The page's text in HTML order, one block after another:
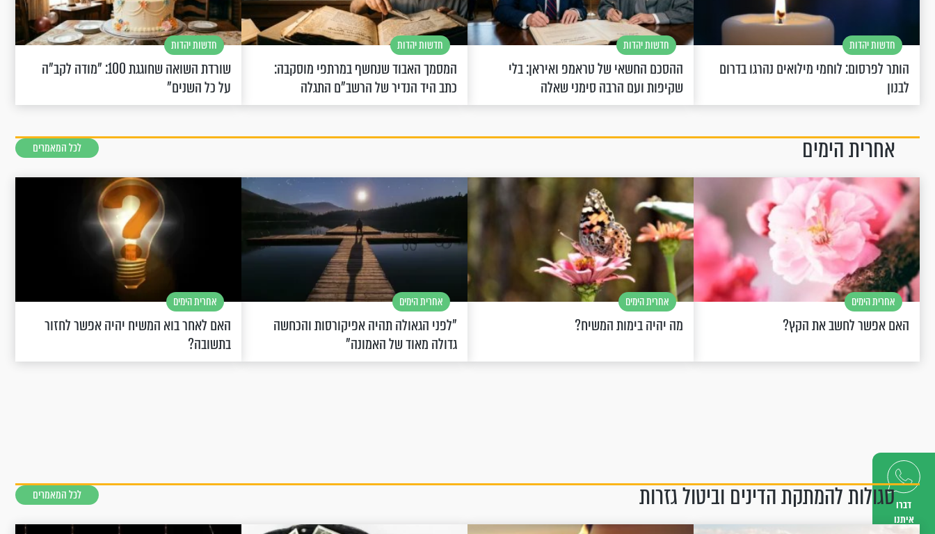
דברו
איתנו
חדשות יהדות
הותר לפרסום: לוחמי מילואים נהרגו בדרום
לבנון
חדשות יהדות
ההסכם החשאי של טראמפ ואיראן: בלי
שקיפות ועם הרבה סימני שאלה
חדשות יהדות
המסמך האבוד שנחשף במרתפי מוסקבה:
כתב היד הנדיר של הרשב"ם התגלה
חדשות יהדות
שורדת השואה שחוגגת 100: "מודה לקב"ה
על כל השנים"
אחרית הימים לכל המאמרים
אחרית הימים
האם אפשר לחשב את הקץ?
אחרית הימים
מה יהיה בימות המשיח?
אחרית הימים
"לפני הגאולה תהיה אפיקורסות והכחשה
גדולה מאוד של האמונה"
אחרית הימים
האם לאחר בוא המשיח יהיה אפשר לחזור
בתשובה?
סגולות להמתקת הדינים וביטול גזרות לכל המאמרים